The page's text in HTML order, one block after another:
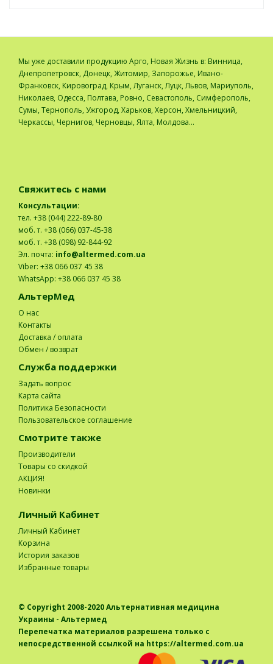
Мы уже доставили продукцию Арго, Новая Жизнь в: Винница,
Днепропетровск, Донецк, Житомир, Запорожье, Ивано-
Франковск, Кировоград, Крым, Луганск, Луцк, Львов, Мариуполь,
Николаев, Одесса, Полтава, Ровно, Севастополь, Симферополь,
Сумы, Тернополь, Ужгород, Харьков, Херсон, Хмельницкий,
Черкассы, Чернигов, Черновцы, Ялта, Молдова...
Свяжитесь с нами
Консультации:
тел. +38 (044) 222-89-80
моб. т. +38 (066) 037-45-38
моб. т. +38 (098) 92-844-92
Эл. почта: info@altermed.com.ua
Viber: +38 066 037 45 38
WhatsApp: +38 066 037 45 38
АльтерМед
О нас
Контакты
Доставка / оплата
Обмен / возврат
Служба поддержки
Задать вопрос
Карта сайта
Политика Безопасности
Пользовательское соглашение
Смотрите также
Производители
Товары со скидкой
АКЦИЯ!
Новинки
Личный Кабинет
Личный Кабинет
Корзина
История заказов
Избранные товары
© Copyright 2008-2020Альтернативная медицина
Украины - Альтермед
Перепечатка материалов разрешена только с
непосредственной ссылкой на https://altermed.com.ua